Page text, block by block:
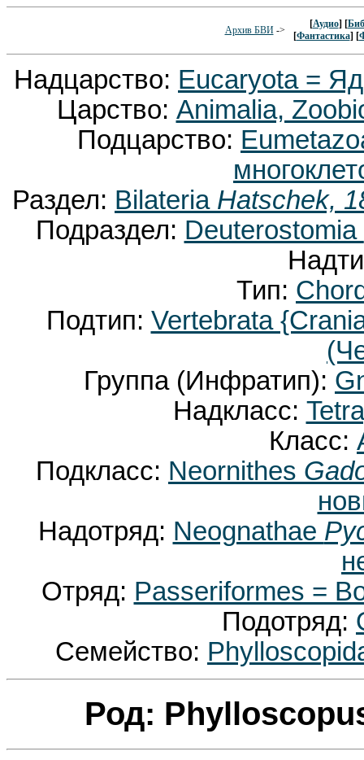
Архив БВИ->
[Аудио] [
[Фантастика] [
Надцарство: Eucaryota =
Царство: Animalia,
Подцарство:
Раздел: Bilateria Hatschek,
Подраздел: Deuterostomia
Тип:
Подтип: Vertebrata
Группа (Инфратип):
Надкласс:
Класс:
Подкласс: Neornithes
Надотряд: Neognathae
Отряд: Passeriformes =
Подотряд:
Семейство:
Род: